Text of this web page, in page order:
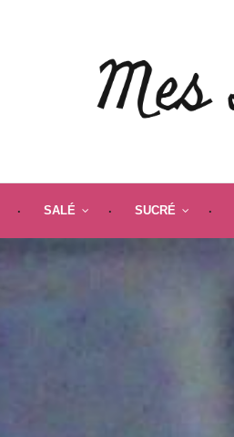
SALÉ SUCRÉ